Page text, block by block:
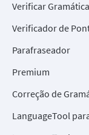
Verificar
Verificador de
Parafraseador
Premium
Correção de
LanguageTool